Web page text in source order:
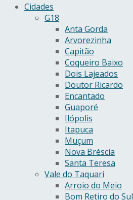
Cidades
G18
Anta Gorda
Arvorezinha
Capitão
Coqueiro Baixo
Dois Lajeados
Doutor Ricardo
Encantado
Guaporé
Ilópolis
Itapuca
Muçum
Nova Bréscia
Santa Teresa
Vale do Taquari
Arroio do Meio
Bom Retiro do Sul